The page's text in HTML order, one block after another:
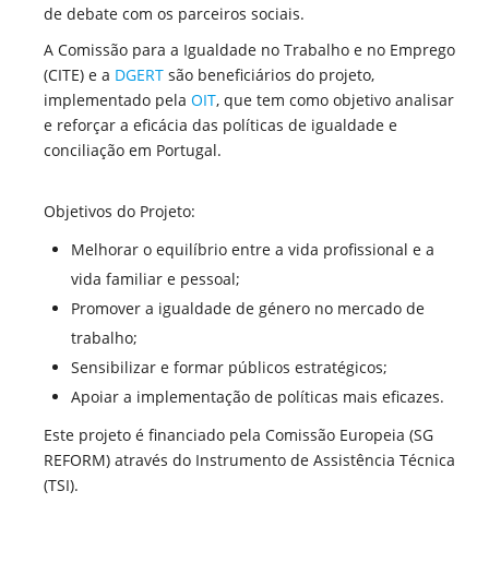
de debate com os parceiros sociais.
A Comissão para a Igualdade no Trabalho e no Emprego
(CITE) e a DGERT são beneficiários do projeto,
implementado pela OIT, que tem como objetivo analisar
e reforçar a eficácia das políticas de igualdade e
conciliação em Portugal.
Objetivos do Projeto:
Melhorar o equilíbrio entre a vida profissional e a
vida familiar e pessoal;
Promover a igualdade de género no mercado de
trabalho;
Sensibilizar e formar públicos estratégicos;
Apoiar a implementação de políticas mais eficazes.
Este projeto é financiado pela Comissão Europeia (SG
REFORM) através do Instrumento de Assistência Técnica
(TSI).